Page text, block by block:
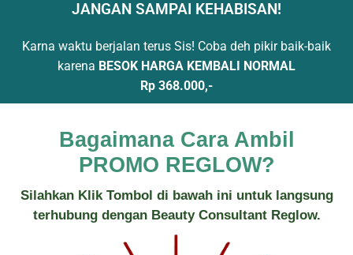
JANGAN SAMPAI KEHABISAN!
Karna waktu berjalan terus Sis! Coba deh pikir baik-baik
karena BESOK HARGA KEMBALI NORMAL
Rp 368.000,-
Bagaimana Cara Ambil
PROMO REGLOW?
Silahkan Klik Tombol di bawah ini untuk langsung
terhubung dengan Beauty Consultant Reglow.